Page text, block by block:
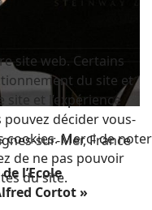
sur-Mer, France
l’Ecole
Cortot »
site web. Certains
du site et
et l’expérience
décider vous-
cookies. Merci de noter
de ne pas pouvoir
du site.